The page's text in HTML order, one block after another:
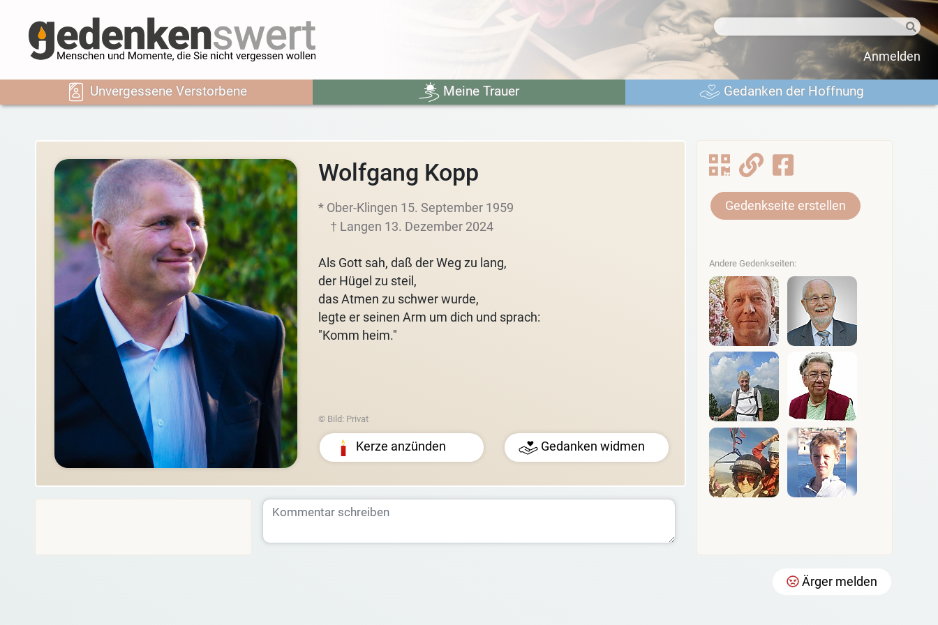
Anmelden
Unvergessene Verstorbene Meine Trauer Gedanken der Hoffnung
Wolfgang Kopp
* Ober-Klingen 15. September 1959
† Langen 13. Dezember 2024
Als Gott sah, daß der Weg zu lang,
der Hügel zu steil,
das Atmen zu schwer wurde,
legte er seinen Arm um dich und sprach:
"Komm heim."
© Bild: Privat
Kerze anzünden Gedanken widmen
Gedenkseite erstellen
Andere Gedenkseiten:
Ärger melden